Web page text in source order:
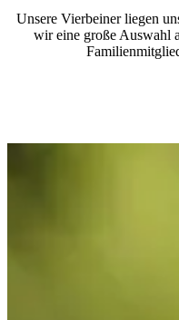
Unsere Vierbeiner liegen
wir eine große Auswahl